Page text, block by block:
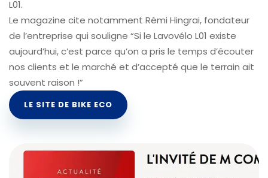
L01.
Le magazine cite notamment Rémi Hingrai, fondateur
de l’entreprise qui souligne “Si le Lavovélo L01 existe
aujourd’hui, c’est parce qu’on a pris le temps d’écouter
nos clients et le marché et d’accepté que le terrain ait
souvent raison !”
LE SITE DE BIKE ECO